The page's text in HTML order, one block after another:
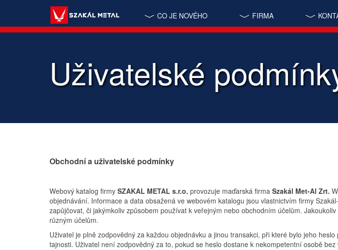
CO JE NOVÉHO FIRMA
Uživatelské
Obchodní a uživatelské podmínky
Webový katalog firmy SZAKAL METAL s.r.o. provozuje maďarská firma Szakál Met-Al Zrt.
objednávání. Informace a data obsažená ve webovém katalogu jsou vlastnictvím firmy
zapůjčovat, či jakýmkoliv způsobem používat k veřejným nebo obchodním účelům.
různým účelům.
Uživatel je plně zodpovědný za každou objednávku a jinou transakci, při které bylo jeho
tajnosti. Uživatel není zodpovědný za to, pokud se heslo dostane k nekompetentní osobě